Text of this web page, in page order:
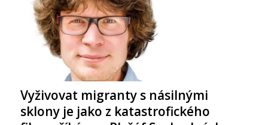
Vyživovat migranty s násilnými
sklony je jako z katastrofického